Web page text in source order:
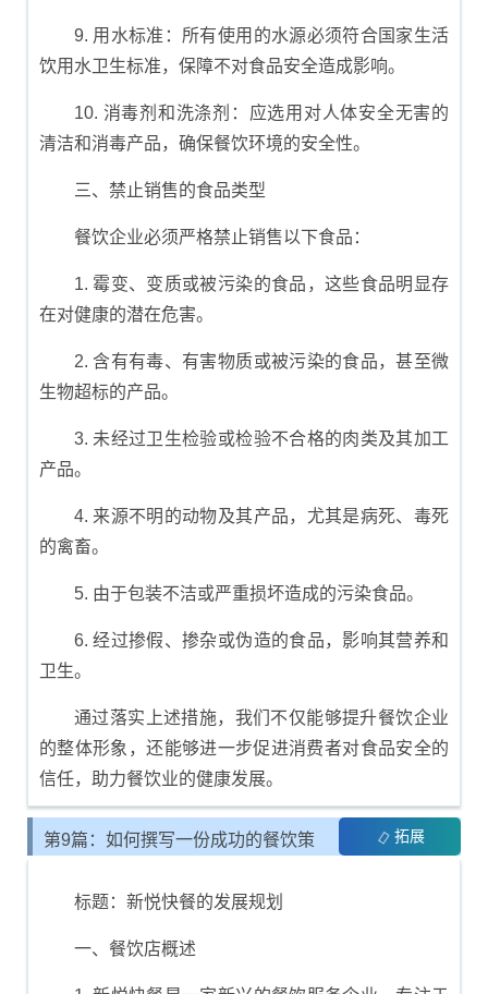
9. 用水标准：所有使用的水源必须符合国家生活
饮用水卫生标准，保障不对食品安全造成影响。
10. 消毒剂和洗涤剂：应选用对人体安全无害的
清洁和消毒产品，确保餐饮环境的安全性。
三、禁止销售的食品类型
餐饮企业必须严格禁止销售以下食品：
1. 霉变、变质或被污染的食品，这些食品明显存
在对健康的潜在危害。
2. 含有有毒、有害物质或被污染的食品，甚至微
生物超标的产品。
3. 未经过卫生检验或检验不合格的肉类及其加工
产品。
4. 来源不明的动物及其产品，尤其是病死、毒死
的禽畜。
5. 由于包装不洁或严重损坏造成的污染食品。
6. 经过掺假、掺杂或伪造的食品，影响其营养和
卫生。
通过落实上述措施，我们不仅能够提升餐饮企业
的整体形象，还能够进一步促进消费者对食品安全的
信任，助力餐饮业的健康发展。
第9篇：如何撰写一份成功的餐饮策 拓展
标题：新悦快餐的发展规划
一、餐饮店概述